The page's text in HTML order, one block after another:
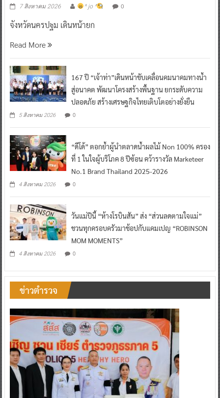
7 สิงหาคม 2026 ^ jo ^ 0
จังหวัดนครปฐม เดินหน้ายก
Read More
167 ปี “เจ้าท่า”เดินหน้าขับเคลื่อนคมนาคมทางน้ำ
สู่อนาคต พัฒนาโครงสร้างพื้นฐาน ยกระดับความ
ปลอดภัย สร้างเศรษฐกิจไทยเติบโตอย่างยั่งยืน
5 สิงหาคม 2026 0
“ดีโด้” ตอกย้ำผู้นำตลาดน้ำผลไม้ Non 100% ครอง
ที่ 1 ในใจผู้บริโภค 8 ปีซ้อน คว้ารางวัล Marketeer
No.1 Brand Thailand 2025-2026
4 สิงหาคม 2026 0
วันแม่ปีนี้ “ห้างโรบินสัน” ส่ง “ส่วนลดตามใจแม่”
ชวนทุกครอบครัวมาช้อปกับแคมเปญ “ROBINSON
MOM MOMENTS”
4 สิงหาคม 2026 0
ข่าวตำรวจ